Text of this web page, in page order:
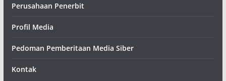
Perusahaan Penerbit
Profil Media
Pedoman Pemberitaan Media Siber
Kontak